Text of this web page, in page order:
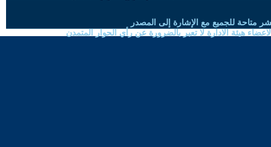
متاحة للجميع مع الإشارة إلى المصدر
هيئة الادارة لا تعبر بالضرورة عن رأي الحوار المتمدن